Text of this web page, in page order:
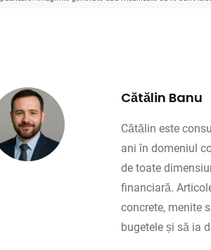
Cătălin Banu
Cătălin este
ani în domeniul
de toate
financiară.
concrete, menite
bugetele și să ia